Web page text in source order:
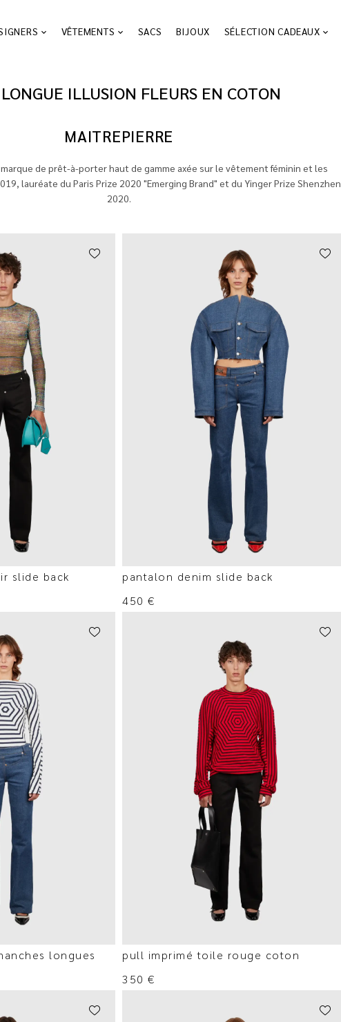
VÊTEMENTS SACS BIJOUX SÉLECTION CADEAUX
ILLUSION FLEURS EN COTON
MAITREPIERRE
de prêt-à-porter haut de gamme axée sur le vêtement féminin et les
lauréate du Paris Prize 2020 "Emerging Brand" et du Yinger Prize Shenzhen
2020.
slide back
pantalon denim slide back
450 €
longues
pull imprimé toile rouge coton
350 €